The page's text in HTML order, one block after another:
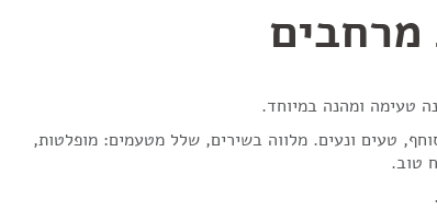
מרחבים
טעימה ומהנה במיוחד.
טעים ונעים. מלווה בשירים, שלל מטעמים: מופלטות,
טוב.